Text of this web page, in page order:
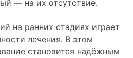
— на их отсутствие.
на ранних стадиях играет
лечения. В этом
становится надёжным